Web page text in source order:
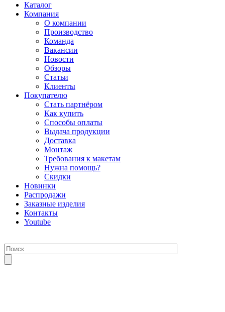
Каталог
Компания
О компании
Производство
Команда
Вакансии
Новости
Обзоры
Статьи
Клиенты
Покупателю
Стать партнёром
Как купить
Способы оплаты
Выдача продукции
Доставка
Монтаж
Требования к макетам
Нужна помощь?
Скидки
Новинки
Распродажи
Заказные изделия
Контакты
Youtube